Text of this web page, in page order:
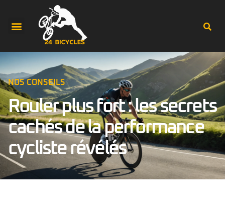
NOS CONSEILS
Rouler plus fort : les secrets
cachés de la performance
cycliste révélés